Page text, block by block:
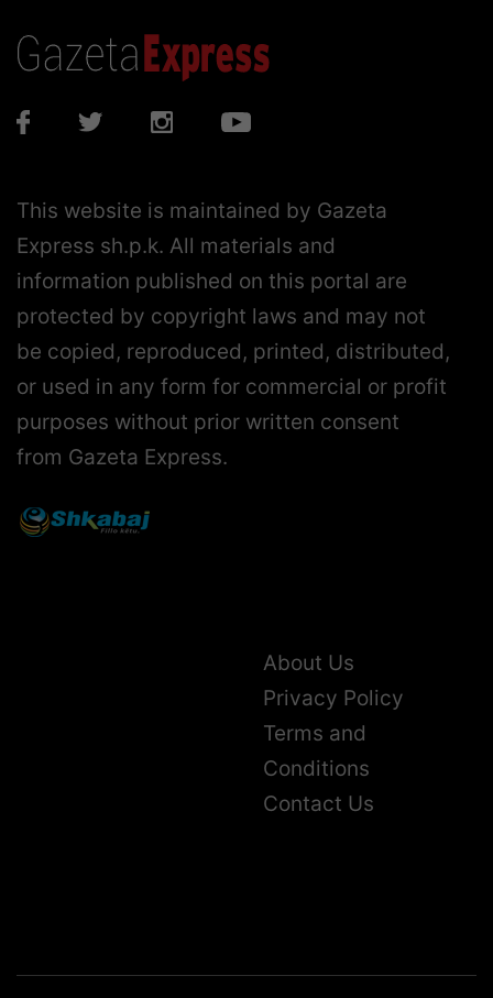
This website is maintained by Gazeta
Express sh.p.k. All materials and
information published on this portal are
protected by copyright laws and may not
be copied, reproduced, printed, distributed,
or used in any form for commercial or profit
purposes without prior written consent
from Gazeta Express.
About Us
Privacy Policy
Terms and
Conditions
Contact Us